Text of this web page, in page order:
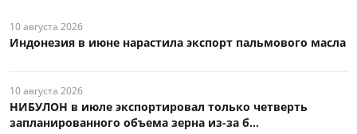
10 августа 2026
Индонезия в июне нарастила экспорт пальмового масла
10 августа 2026
НИБУЛОН в июле экспортировал только четверть
запланированного объема зерна из-за б...